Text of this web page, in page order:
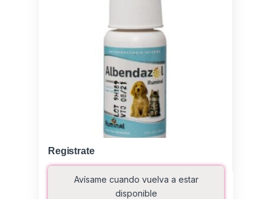
Registrate
Avísame cuando vuelva a estar
disponible